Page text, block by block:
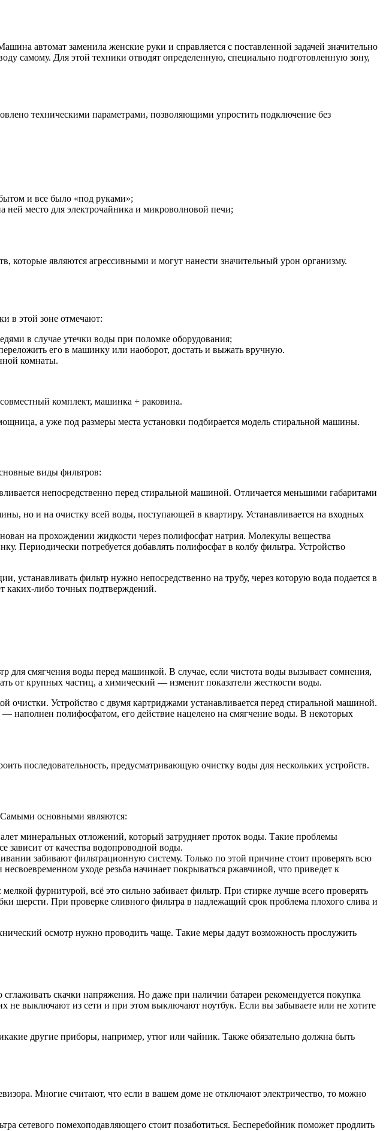
автомат заменила женские руки и справляется с поставленной задачей значительно
самому. Для этой техники отводят определенную, специально подготовленную зону,
техническими параметрами, позволяющими упростить подключение без
и все было «под руками»;
ней место для электрочайника и микроволновой печи;
которые являются агрессивными и могут нанести значительный урон организму.
в этой зоне отмечают:
в случае утечки воды при поломке оборудования;
его в машинку или наоборот, достать и выжать вручную.
комнаты.
комплект, машинка + раковина.
а уже под размеры места установки подбирается модель стиральной машины.
виды фильтров:
непосредственно перед стиральной машиной. Отличается меньшими габаритами
но и на очистку всей воды, поступающей в квартиру. Устанавливается на входных
на прохождении жидкости через полифосфат натрия. Молекулы вещества
потребуется добавлять полифосфат в колбу фильтра. Устройство
фильтр нужно непосредственно на трубу, через которую вода подается в
каких-либо точных подтверждений.
для смягчения воды перед машинкой. В случае, если чистота воды вызывает сомнения,
от крупных частиц, а химический — изменит показатели жесткости воды.
Устройство с двумя картриджами устанавливается перед стиральной машиной.
полифосфатом, его действие нацелено на смягчение воды. В некоторых
последовательность, предусматривающую очистку воды для нескольких устройств.
Самыми основными являются:
минеральных отложений, который затрудняет проток воды. Такие проблемы
зависит от качества водопроводной воды.
забивают фильтрационную систему. Только по этой причине стоит проверять всю
уходе резьба начинает покрываться ржавчиной, что приведет к
фурнитурой, всё это сильно забивает фильтр. При стирке лучше всего проверять
шерсти. При проверке сливного фильтра в надлежащий срок проблема плохого слива и
осмотр нужно проводить чаще. Такие меры дадут возможность прослужить
скачки напряжения. Но даже при наличии батареи рекомендуется покупка
не выключают из сети и при этом выключают ноутбук. Если вы забываете или не хотите
другие приборы, например, утюг или чайник. Также обязательно должна быть
Многие считают, что если в вашем доме не отключают электричество, то можно
сетевого помехоподавляющего стоит позаботиться. Бесперебойник поможет продлить